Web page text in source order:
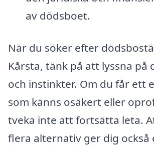
av dödsboet.
När du söker efter
Kårsta, tänk på att lyssna på
och instinkter. Om du får ett
som känns osäkert eller
tveka inte att fortsätta leta.
flera alternativ ger dig också